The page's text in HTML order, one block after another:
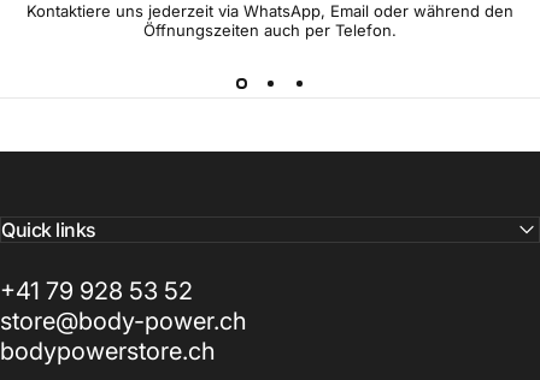
Kontaktiere uns jederzeit via WhatsApp, Email oder während den
Öffnungszeiten auch per Telefon.
Quick links
+41 79 928 53 52
store@body-power.ch
bodypowerstore.ch